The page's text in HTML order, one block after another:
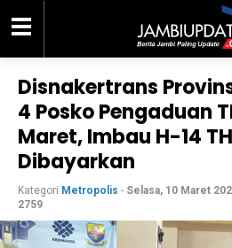
Disnakertrans
4 Posko Pengaduan
Maret, Imbau H-14
Dibayarkan
Kategori Metropolis - Selasa, 10 Maret
2759